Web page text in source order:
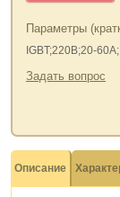
Параметры
IGBT;220В;20-
Задать вопрос
Описание